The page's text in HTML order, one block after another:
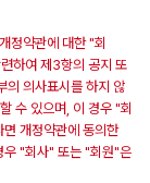
정약관에 대한 "회
하여 제3항의 공지 또
의 의사표시를 하지 않
수 있으며, 이 경우 "회
개정약관에 동의한
우 "회사" 또는 "회원"은